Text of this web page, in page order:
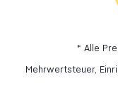
* Alle
Mehrwertsteuer,